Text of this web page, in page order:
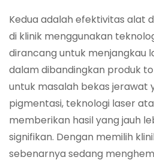
Kedua adalah efektivitas alat
di klinik menggunakan
dirancang untuk menjangkau
dalam dibandingkan produk
untuk masalah bekas jerawat
pigmentasi, teknologi laser
memberikan hasil yang jauh
signifikan. Dengan memilih
sebenarnya sedang